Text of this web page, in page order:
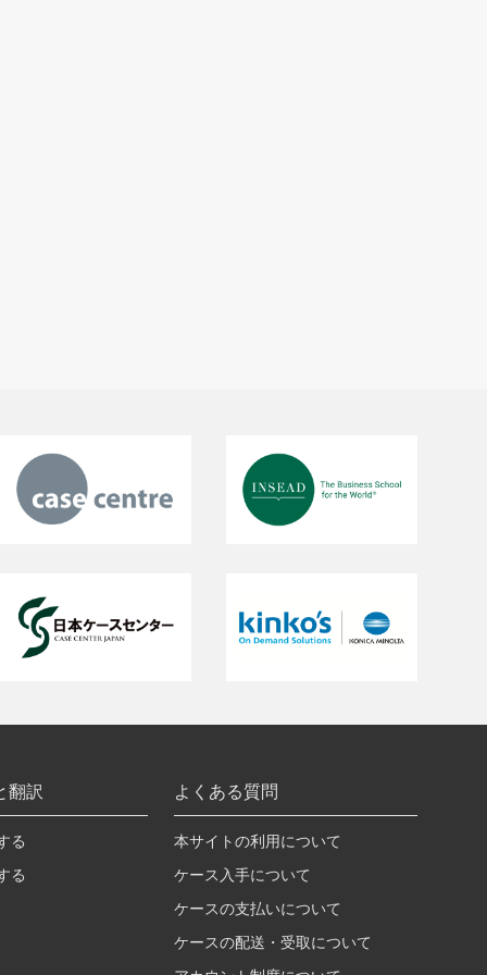
翻訳
る
る
よくある質問
本サイトの利用について
ケース入手について
ケースの支払いについて
ケースの配送・受取について